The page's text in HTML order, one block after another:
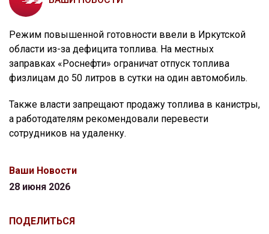
Режим повышенной готовности ввели в Иркутской
области из-за дефицита топлива. На местных
заправках «Роснефти» ограничат отпуск топлива
физлицам до 50 литров в сутки на один автомобиль.
Также власти запрещают продажу топлива в канистры,
а работодателям рекомендовали перевести
сотрудников на удаленку.
Ваши Новости
28 июня 2026
ПОДЕЛИТЬСЯ